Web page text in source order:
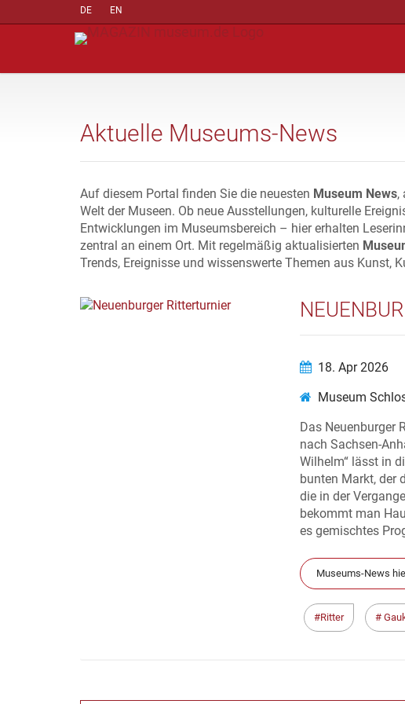
DE EN
Aktuelle Museums-News
Auf diesem Portal finden Sie die neuesten Museum News,
Welt der Museen. Ob neue Ausstellungen, kulturelle
Entwicklungen im Museumsbereich – hier erhalten
zentral an einem Ort. Mit regelmäßig aktualisierten
Trends, Ereignisse und wissenswerte Themen aus Kunst,
18. Apr 2026
Museum
Das Neuenburger
nach Sachsen-
Wilhelm“ lässt in
bunten Markt, der
die in der
bekommt man
es gemischtes
Museums-News
Ritter